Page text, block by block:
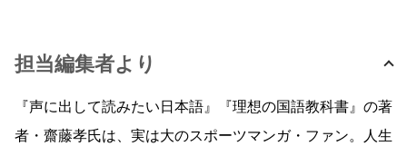
担当編集者より
『声に出して読みたい日本語』『理想の国語教科書』の著
者・齋藤孝氏は、実は大のスポーツマンガ・ファン。人生